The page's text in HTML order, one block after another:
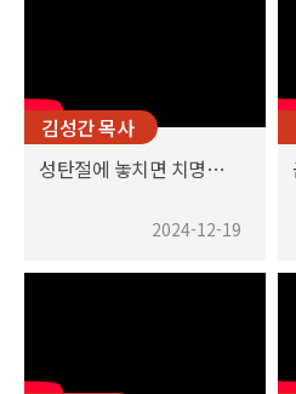
김성간 목사
성탄절에 놓치면 치명적인 것
2024-12-19